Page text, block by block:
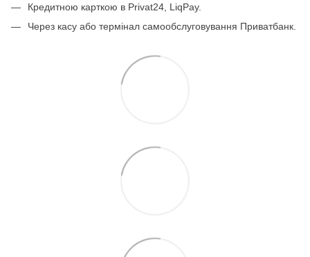
Кредитною карткою в Privat24, LiqPay.
Через касу або термінал самообслуговування Приватбанк.